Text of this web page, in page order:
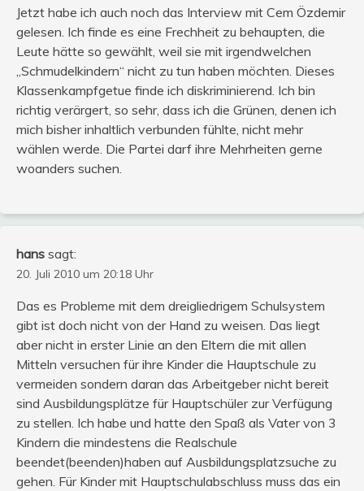
Jetzt habe ich auch noch das Interview mit Cem Özdemir
gelesen. Ich finde es eine Frechheit zu behaupten, die
Leute hätte so gewählt, weil sie mit irgendwelchen
„Schmudelkindern“ nicht zu tun haben möchten. Dieses
Klassenkampfgetue finde ich diskriminierend. Ich bin
richtig verärgert, so sehr, dass ich die Grünen, denen ich
mich bisher inhaltlich verbunden fühlte, nicht mehr
wählen werde. Die Partei darf ihre Mehrheiten gerne
woanders suchen.
hans sagt:
20. Juli 2010 um 20:18 Uhr
Das es Probleme mit dem dreigliedrigem Schulsystem
gibt ist doch nicht von der Hand zu weisen. Das liegt
aber nicht in erster Linie an den Eltern die mit allen
Mitteln versuchen für ihre Kinder die Hauptschule zu
vermeiden sondern daran das Arbeitgeber nicht bereit
sind Ausbildungsplätze für Hauptschüler zur Verfügung
zu stellen. Ich habe und hatte den Spaß als Vater von 3
Kindern die mindestens die Realschule
beendet(beenden)haben auf Ausbildungsplatzsuche zu
gehen. Für Kinder mit Hauptschulabschluss muss das ein